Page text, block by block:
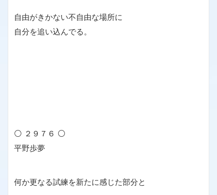
自由がきかない不自由な場所に
自分を追い込んでる。
⚪ ２９７６ ⚪
平野歩夢
何か更なる試練を新たに感じた部分と